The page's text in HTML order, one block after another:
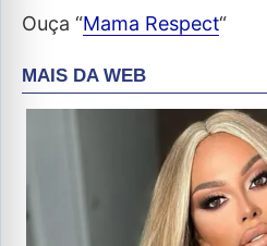
Ouça “Mama Respect“